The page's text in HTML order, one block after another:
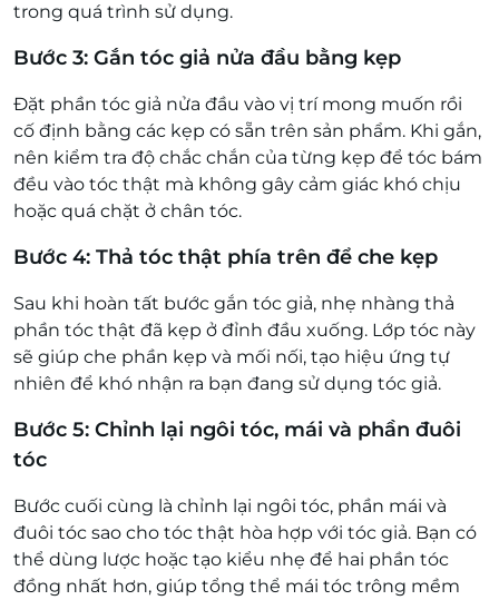
trong quá trình sử dụng.
Bước 3: Gắn tóc giả nửa đầu bằng kẹp
Đặt phần tóc giả nửa đầu vào vị trí mong muốn rồi
cố định bằng các kẹp có sẵn trên sản phẩm. Khi gắn,
nên kiểm tra độ chắc chắn của từng kẹp để tóc bám
đều vào tóc thật mà không gây cảm giác khó chịu
hoặc quá chặt ở chân tóc.
Bước 4: Thả tóc thật phía trên để che kẹp
Sau khi hoàn tất bước gắn tóc giả, nhẹ nhàng thả
phần tóc thật đã kẹp ở đỉnh đầu xuống. Lớp tóc này
sẽ giúp che phần kẹp và mối nối, tạo hiệu ứng tự
nhiên để khó nhận ra bạn đang sử dụng tóc giả.
Bước 5: Chỉnh lại ngôi tóc, mái và phần đuôi
tóc
Bước cuối cùng là chỉnh lại ngôi tóc, phần mái và
đuôi tóc sao cho tóc thật hòa hợp với tóc giả. Bạn có
thể dùng lược hoặc tạo kiểu nhẹ để hai phần tóc
đồng nhất hơn, giúp tổng thể mái tóc trông mềm